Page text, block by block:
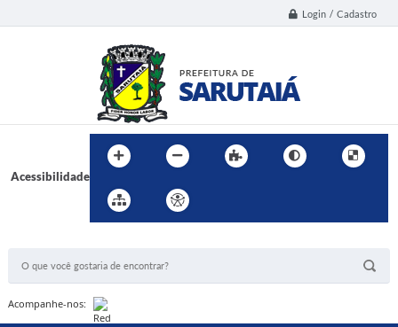
Login / Cadastro
Acessibilidade
Acompanhe-nos: